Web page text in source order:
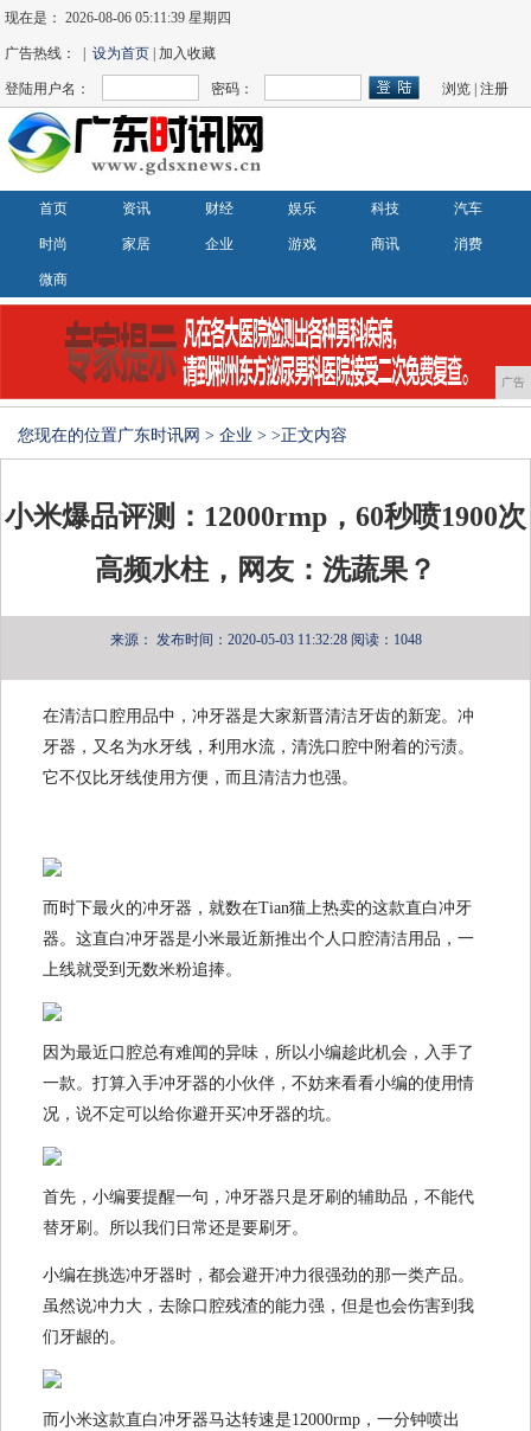
现在是：2026-08-06 05:11:39 星期四
广告热线： |设为首页 | 加入收藏
登陆用户名： 密码： 浏览 |注册
首页 资讯 财经 娱乐 科技 汽车
时尚 家居 企业 游戏 商讯 消费
微商
广告
您现在的位置广东时讯网 > 企业 > >正文内容
小米爆品评测：12000rmp，60秒喷1900次
高频水柱，网友：洗蔬果？
来源： 发布时间：2020-05-03 11:32:28 阅读：1048
在清洁口腔用品中，冲牙器是大家新晋清洁牙齿的新宠。冲
牙器，又名为水牙线，利用水流，清洗口腔中附着的污渍。
它不仅比牙线使用方便，而且清洁力也强。
而时下最火的冲牙器，就数在Tian猫上热卖的这款直白冲牙
器。这直白冲牙器是小米最近新推出个人口腔清洁用品，一
上线就受到无数米粉追捧。
因为最近口腔总有难闻的异味，所以小编趁此机会，入手了
一款。打算入手冲牙器的小伙伴，不妨来看看小编的使用情
况，说不定可以给你避开买冲牙器的坑。
首先，小编要提醒一句，冲牙器只是牙刷的辅助品，不能代
替牙刷。所以我们日常还是要刷牙。
小编在挑选冲牙器时，都会避开冲力很强劲的那一类产品。
虽然说冲力大，去除口腔残渣的能力强，但是也会伤害到我
们牙龈的。
而小米这款直白冲牙器马达转速是12000rmp，一分钟喷出